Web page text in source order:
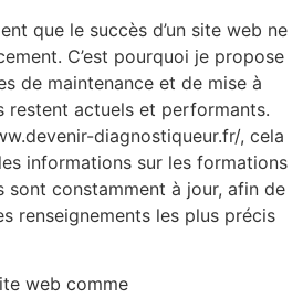
que le succès d’un site web ne
C’est pourquoi je propose
de maintenance et de mise à
restent actuels et performants.
diagnostiqueur.fr/, cela
informations sur les formations
sont constamment à jour, afin de
renseignements les plus précis
web comme